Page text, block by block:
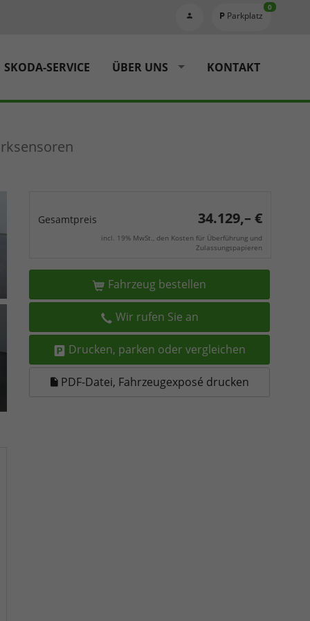
Parkplatz
0
SKODA-SERVICE ÜBER UNS KONTAKT
Gesamtpreis 34.129,– €
incl. 19% MwSt., den Kosten für Überführung und
Zulassungspapieren
Fahrzeug bestellen
Wir rufen Sie an
Drucken, parken oder vergleichen
PDF-Datei, Fahrzeugexposé drucken